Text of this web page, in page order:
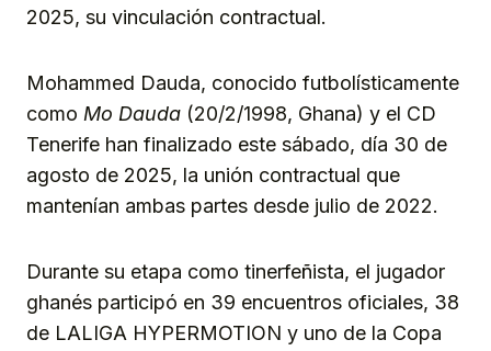
2025, su vinculación contractual.
Mohammed Dauda, conocido futbolísticamente
como Mo Dauda (20/2/1998, Ghana) y el CD
Tenerife han finalizado este sábado, día 30 de
agosto de 2025, la unión contractual que
mantenían ambas partes desde julio de 2022.
Durante su etapa como tinerfeñista, el jugador
ghanés participó en 39 encuentros oficiales, 38
de LALIGA HYPERMOTION y uno de la Copa